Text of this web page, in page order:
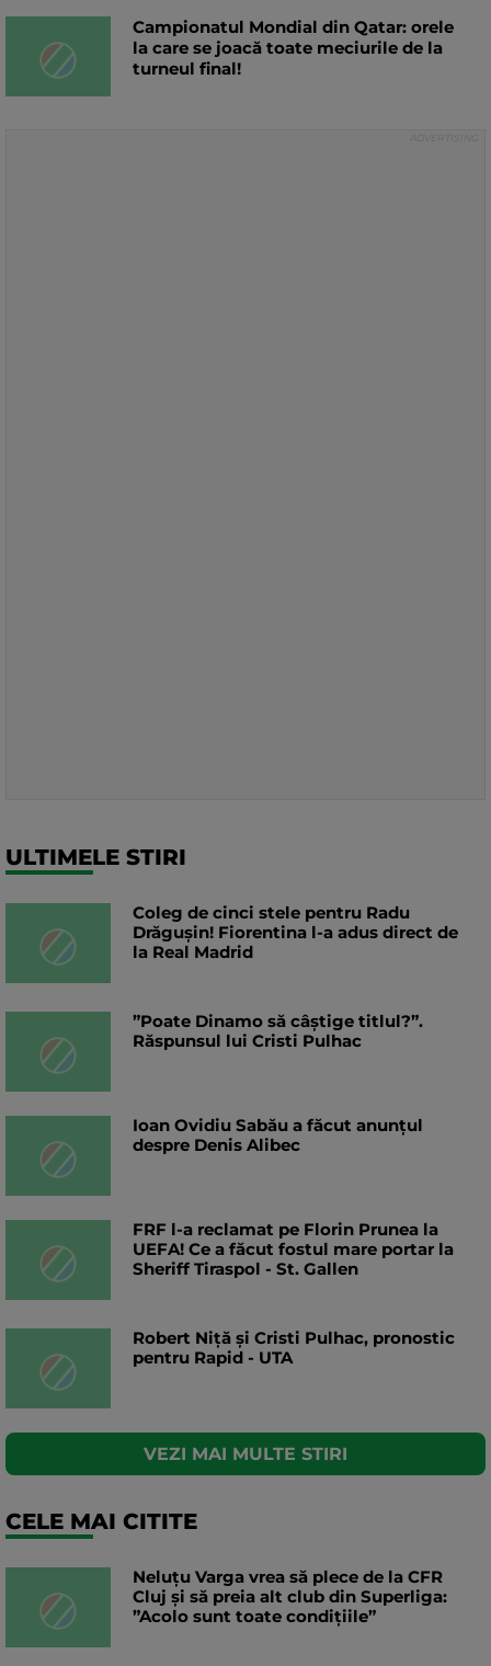
Campionatul Mondial din Qatar: orele
la care se joacă toate meciurile de la
turneul final!
ULTIMELE STIRI
Coleg de cinci stele pentru Radu
Drăgușin! Fiorentina l-a adus direct de
la Real Madrid
”Poate Dinamo să câștige titlul?”.
Răspunsul lui Cristi Pulhac
Ioan Ovidiu Sabău a făcut anunțul
despre Denis Alibec
FRF l-a reclamat pe Florin Prunea la
UEFA! Ce a făcut fostul mare portar la
Sheriff Tiraspol - St. Gallen
Robert Niță și Cristi Pulhac, pronostic
pentru Rapid - UTA
VEZI MAI MULTE STIRI
CELE MAI CITITE
Neluțu Varga vrea să plece de la CFR
Cluj și să preia alt club din Superliga:
”Acolo sunt toate condițiile”